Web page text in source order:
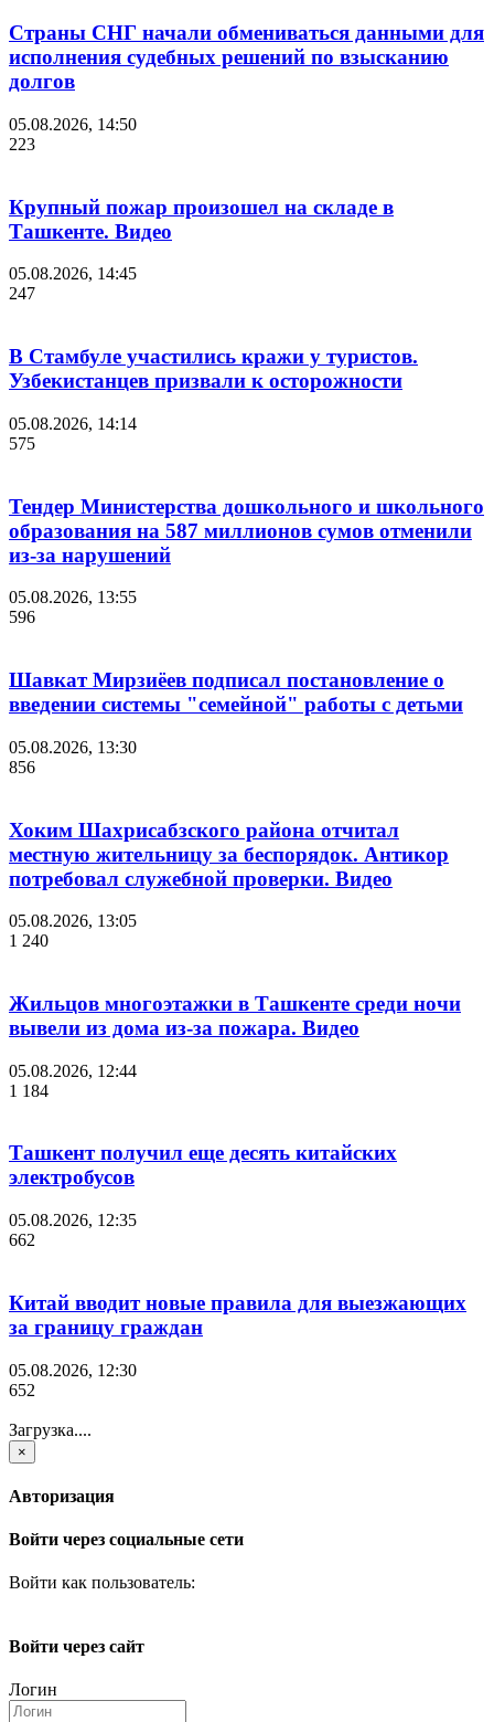
Страны СНГ начали обмениваться данными для
исполнения судебных решений по взысканию
долгов
05.08.2026, 14:50
223
Крупный пожар произошел на складе в
Ташкенте. Видео
05.08.2026, 14:45
247
В Стамбуле участились кражи у туристов.
Узбекистанцев призвали к осторожности
05.08.2026, 14:14
575
Тендер Министерства дошкольного и школьного
образования на 587 миллионов сумов отменили
из-за нарушений
05.08.2026, 13:55
596
Шавкат Мирзиёев подписал постановление о
введении системы "семейной" работы с детьми
05.08.2026, 13:30
856
Хоким Шахрисабзского района отчитал
местную жительницу за беспорядок. Антикор
потребовал служебной проверки. Видео
05.08.2026, 13:05
1 240
Жильцов многоэтажки в Ташкенте среди ночи
вывели из дома из-за пожара. Видео
05.08.2026, 12:44
1 184
Ташкент получил еще десять китайских
электробусов
05.08.2026, 12:35
662
Китай вводит новые правила для выезжающих
за границу граждан
05.08.2026, 12:30
652
Загрузка....
×
Авторизация
Войти через социальные сети
Войти как пользователь:
Войти через сайт
Логин